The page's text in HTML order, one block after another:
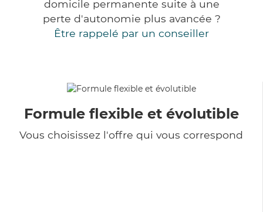
domicile permanente suite à une
perte d'autonomie plus avancée ?
Être rappelé par un conseiller
Formule flexible et évolutible
Vous choisissez l'offre qui vous correspond